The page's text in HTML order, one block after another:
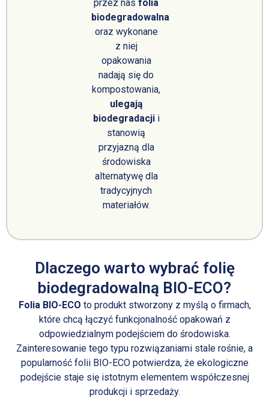
przez nasfolia
biodegradowalna
oraz wykonane
z niej
opakowania
nadają się do
kompostowania,
ulegają
biodegradacjii
stanowią
przyjazną dla
środowiska
alternatywę dla
tradycyjnych
materiałów.
Dlaczego warto wybrać folię
biodegradowalną BIO-ECO?
Folia BIO-ECO to produkt stworzony z myślą o firmach,
które chcą łączyć funkcjonalność opakowań z
odpowiedzialnym podejściem do środowiska.
Zainteresowanie tego typu rozwiązaniami stale rośnie, a
popularność folii BIO-ECO potwierdza, że ekologiczne
podejście staje się istotnym elementem współczesnej
produkcji i sprzedaży.